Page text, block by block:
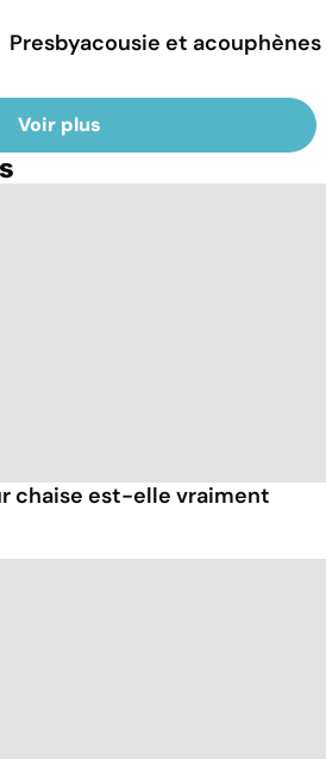
Presbyacousie et acouphènes
Voir plus
chaise est-elle vraiment